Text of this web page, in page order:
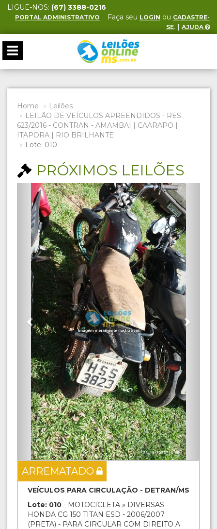
LIGUE-NOS: (67) 3388-0216
PORTAL ADMINISTRATIVO Faça seu LOGIN ou CADASTRE-
SE. | AJUDA
Toggle
navigation
Home
Leilões
LEILÃO DE VEÍCULOS APREENDIDOS - RES.
623/2016 - CONTRAN - AMAMBAI | CAARAPO |
ITAPORA | RIO BRILHANTE
Lote: 010
PRÓXIMOS LEILÕES
Previous Next
ARREMATADO
VEÍCULOS PARA CIRCULAÇÃO - DETRAN/MS
Lote: 010 - MOTOCICLETA » DIVERSAS
HONDA CG 150 TITAN ESD - 2006/2007
(PRETA) - PARA CIRCULAR COM DIREITO A